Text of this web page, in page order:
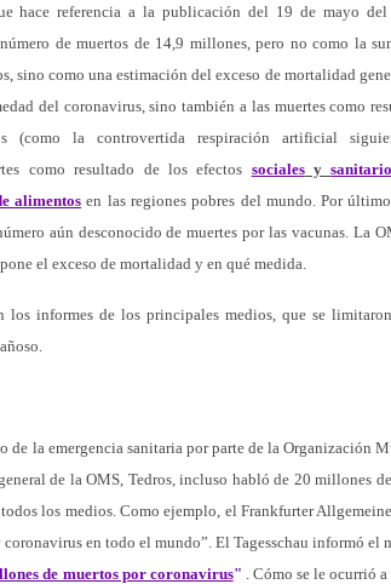
hace referencia a la publicación del 19 de mayo del
de muertos de 14,9 millones, pero no como la
sino como una estimación del exceso de mortalidad
del coronavirus, sino también a las muertes como
(como la controvertida respiración artificial
como resultado de los efectos socialesy
alimentos en las regiones pobres del mundo. Por
aún desconocido de muertes por las vacunas. La
el exceso de mortalidad y en qué medida.
los informes de los principales medios, que se
la emergencia sanitaria por parte de la Organización
de la OMS, Tedros, incluso habló de 20 millones
los medios. Como ejemplo, el Frankfurter Allgemeine
en todo el mundo”. El Tagesschau informó el
de muertos por coronavirus" . Cómo se le ocurrió a